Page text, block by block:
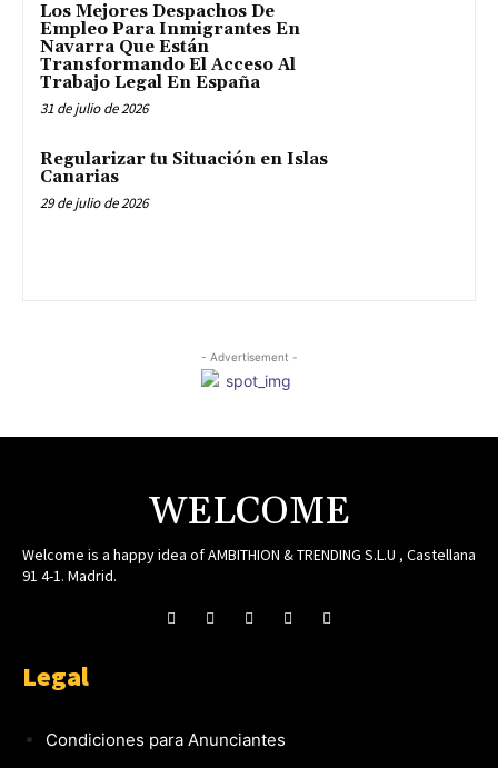
Los Mejores Despachos De
Empleo Para Inmigrantes En
Navarra Que Están
Transformando El Acceso Al
Trabajo Legal En España
31 de julio de 2026
Regularizar tu Situación en Islas
Canarias
29 de julio de 2026
- Advertisement -
WELCOME
Welcome is a happy idea of AMBITHION & TRENDING S.L.U , Castellana
91 4-1. Madrid.
Legal
Condiciones para Anunciantes